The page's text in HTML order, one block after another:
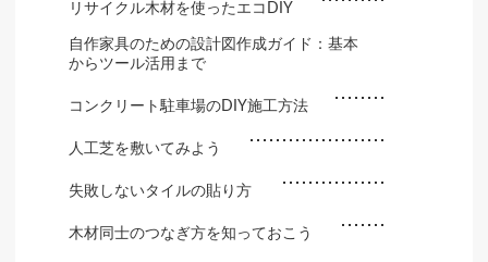
リサイクル木材を使ったエコDIY
自作家具のための設計図作成ガイド：基本
からツール活用まで
コンクリート駐車場のDIY施工方法
人工芝を敷いてみよう
失敗しないタイルの貼り方
木材同士のつなぎ方を知っておこう